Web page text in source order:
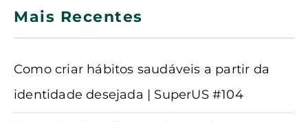
Mais Recentes
Como criar hábitos saudáveis a partir da
identidade desejada | SuperUS #104